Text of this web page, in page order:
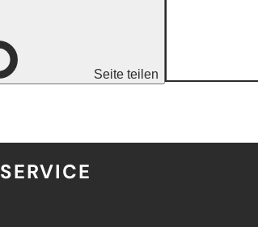
Seite teilen
SERVICE